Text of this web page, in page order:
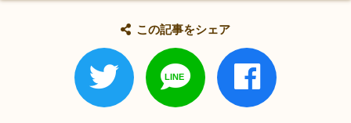
この記事をシェア